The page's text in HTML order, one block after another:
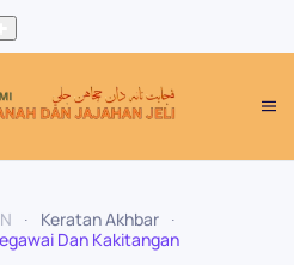
Keratan Akhbar
Dan Kakitangan